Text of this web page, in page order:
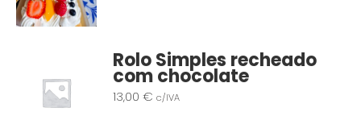
Rolo Simples recheado
com chocolate
13,00 € c/IVA